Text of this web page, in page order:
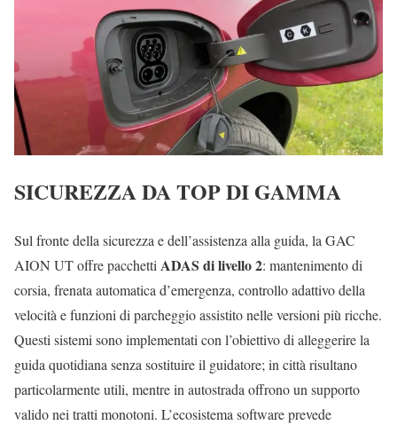
SICUREZZA DA TOP DI GAMMA
Sul fronte della sicurezza e dell’assistenza alla guida, la GAC
AION UT offre pacchetti ADAS di livello 2: mantenimento di
corsia, frenata automatica d’emergenza, controllo adattivo della
velocità e funzioni di parcheggio assistito nelle versioni più ricche.
Questi sistemi sono implementati con l’obiettivo di alleggerire la
guida quotidiana senza sostituire il guidatore; in città risultano
particolarmente utili, mentre in autostrada offrono un supporto
valido nei tratti monotoni. L’ecosistema software prevede